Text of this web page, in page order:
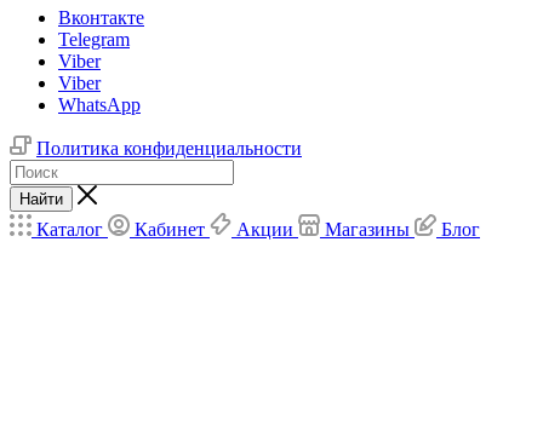
Вконтакте
Telegram
Viber
Viber
WhatsApp
Политика конфиденциальности
Найти
Каталог Кабинет Акции Магазины Блог